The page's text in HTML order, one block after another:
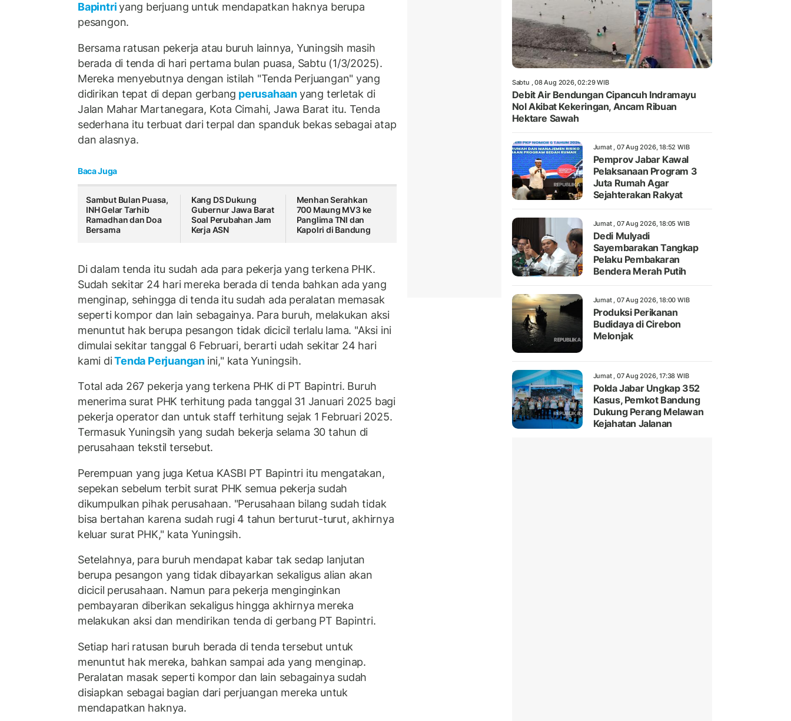
Bapintriyang berjuang untuk mendapatkan haknya berupa
pesangon.
Bersama ratusan pekerja atau buruh lainnya, Yuningsih masih
berada di tenda di hari pertama bulan puasa, Sabtu (1/3/2025).
Mereka menyebutnya dengan istilah "Tenda Perjuangan" yang
didirikan tepat di depan gerbang perusahaanyang terletak di
Jalan Mahar Martanegara, Kota Cimahi, Jawa Barat itu. Tenda
sederhana itu terbuat dari terpal dan spanduk bekas sebagai atap
dan alasnya.
Baca Juga
Sambut Bulan Puasa,
INH Gelar Tarhib
Ramadhan dan Doa
Bersama
Kang DS Dukung
Gubernur Jawa Barat
Soal Perubahan Jam
Kerja ASN
Menhan Serahkan
700 Maung MV3 ke
Panglima TNI dan
Kapolri di Bandung
Di dalam tenda itu sudah ada para pekerja yang terkena PHK.
Sudah sekitar 24 hari mereka berada di tenda bahkan ada yang
menginap, sehingga di tenda itu sudah ada peralatan memasak
seperti kompor dan lain sebagainya. Para buruh, melakukan aksi
menuntut hak berupa pesangon tidak dicicil terlalu lama. "Aksi ini
dimulai sekitar tanggal 6 Februari, berarti udah sekitar 24 hari
kami diTenda Perjuangan ini," kata Yuningsih.
Total ada 267 pekerja yang terkena PHK di PT Bapintri. Buruh
menerima surat PHK terhitung pada tanggal 31 Januari 2025 bagi
pekerja operator dan untuk staff terhitung sejak 1 Februari 2025.
Termasuk Yuningsih yang sudah bekerja selama 30 tahun di
perusahaan tekstil tersebut.
Perempuan yang juga Ketua KASBI PT Bapintri itu mengatakan,
sepekan sebelum terbit surat PHK semua pekerja sudah
dikumpulkan pihak perusahaan. "Perusahaan bilang sudah tidak
bisa bertahan karena sudah rugi 4 tahun berturut-turut, akhirnya
keluar surat PHK," kata Yuningsih.
Setelahnya, para buruh mendapat kabar tak sedap lanjutan
berupa pesangon yang tidak dibayarkan sekaligus alian akan
dicicil perusahaan. Namun para pekerja menginginkan
pembayaran diberikan sekaligus hingga akhirnya mereka
melakukan aksi dan mendirikan tenda di gerbang PT Bapintri.
Setiap hari ratusan buruh berada di tenda tersebut untuk
menuntut hak mereka, bahkan sampai ada yang menginap.
Peralatan masak seperti kompor dan lain sebagainya sudah
disiapkan sebagai bagian dari perjuangan mereka untuk
mendapatkan haknya.
Sabtu , 08 Aug 2026, 02:29 WIB
Debit Air Bendungan Cipancuh Indramayu
Nol Akibat Kekeringan, Ancam Ribuan
Hektare Sawah
Jumat , 07 Aug 2026, 18:52 WIB
Pemprov Jabar Kawal
Pelaksanaan Program 3
Juta Rumah Agar
Sejahterakan Rakyat
Jumat , 07 Aug 2026, 18:05 WIB
Dedi Mulyadi
Sayembarakan Tangkap
Pelaku Pembakaran
Bendera Merah Putih
Jumat , 07 Aug 2026, 18:00 WIB
Produksi Perikanan
Budidaya di Cirebon
Melonjak
Jumat , 07 Aug 2026, 17:38 WIB
Polda Jabar Ungkap 352
Kasus, Pemkot Bandung
Dukung Perang Melawan
Kejahatan Jalanan